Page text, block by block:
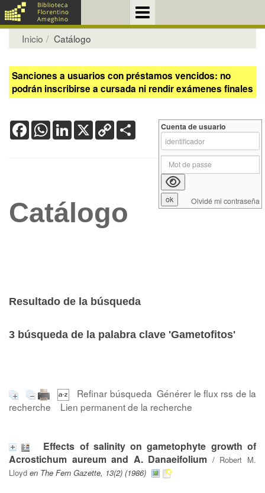
Inicio Catálogo
Sanciones a usuarios con préstamos vencidos: no
podrán inscribirse a cursada ni rendir exámenes finales
FacebookWhatsApp
LinkedIn
X Copy
Link
Catálogo
Resultado de la búsqueda
3 búsqueda de la palabra clave 'Gametofitos'
Refinar búsqueda Générer le flux rss de la
recherche
Lien permanent de la recherche
Effects of salinity on gametophyte growth of
Acrostichum aureum and A. Danaeifolium / Robert M.
Lloyd en The Fern Gazette, 13(2) (1986)
Cuenta de usuario
Olvidé mi contraseña